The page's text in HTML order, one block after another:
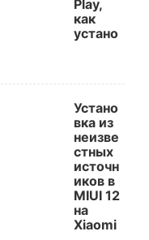
Play,
как
устано
Устано
вка из
неизве
стных
источн
иков в
MIUI 12
на
Xiaomi